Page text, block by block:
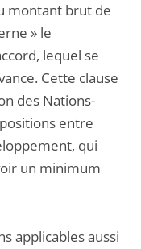
montant brut de
» le
lequel se
Cette clause
des Nations-
entre
qui
un minimum
applicables aussi